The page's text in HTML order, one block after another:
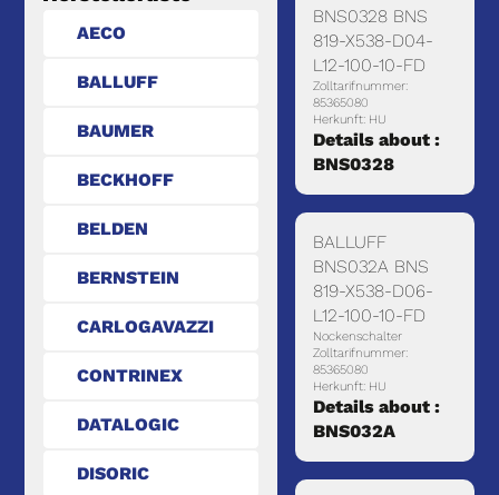
AECO
BALLUFF
BAUMER
BECKHOFF
BELDEN
BERNSTEIN
CARLOGAVAZZI
CONTRINEX
DATALOGIC
DISORIC
BNS0328 BNS
819-X538-D04-
L12-100-10-FD
Zolltarifnummer:
85365080
Herkunft: HU
Details about :
BNS0328
BALLUFF
BNS032A BNS
819-X538-D06-
L12-100-10-FD
Nockenschalter
Zolltarifnummer:
85365080
Herkunft: HU
Details about :
BNS032A